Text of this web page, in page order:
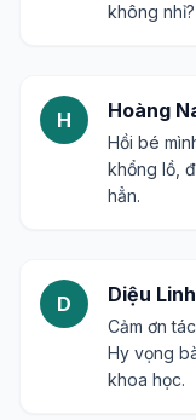
không nhỉ?
H Hoàng
Hồi bé
khổng lồ,
hẳn.
D Diệu Linh
Cảm ơn
Hy vọng
khoa học.